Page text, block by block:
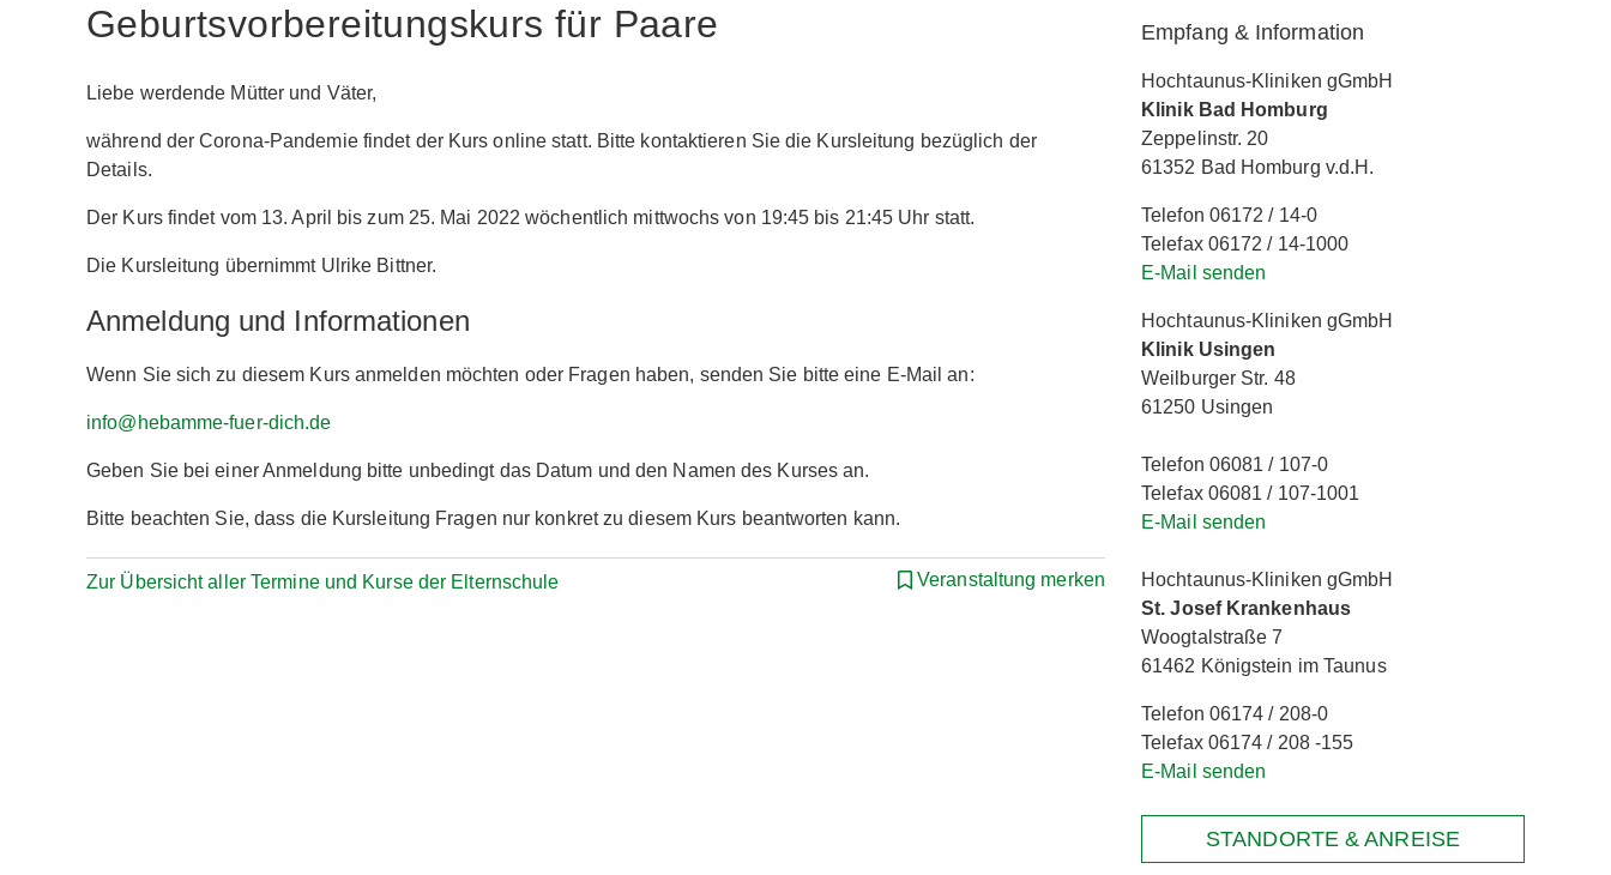
Geburtsvorbereitungskurs für Paare
Liebe werdende Mütter und Väter,
während der Corona-Pandemie findet der Kurs online statt. Bitte kontaktieren Sie die Kursleitung bezüglich der
Details.
Der Kurs findet vom 13. April bis zum 25. Mai 2022 wöchentlich mittwochs von 19:45 bis 21:45 Uhr statt.
Die Kursleitung übernimmt Ulrike Bittner.
Anmeldung und Informationen
Wenn Sie sich zu diesem Kurs anmelden möchten oder Fragen haben, senden Sie bitte eine E-Mail an:
info@hebamme-fuer-dich.de
Geben Sie bei einer Anmeldung bitte unbedingt das Datum und den Namen des Kurses an.
Bitte beachten Sie, dass die Kursleitung Fragen nur konkret zu diesem Kurs beantworten kann.
Zur Übersicht aller Termine und Kurse der Elternschule Veranstaltung merken
Empfang & Information
Hochtaunus-Kliniken gGmbH
Klinik Bad Homburg
Zeppelinstr. 20
61352 Bad Homburg v.d.H.
Telefon 06172 / 14-0
Telefax 06172 / 14-1000
E-Mail senden
Hochtaunus-Kliniken gGmbH
Klinik Usingen
Weilburger Str. 48
61250 Usingen
Telefon 06081 / 107-0
Telefax 06081 / 107-1001
E-Mail senden
Hochtaunus-Kliniken gGmbH
St. Josef Krankenhaus
Woogtalstraße 7
61462 Königstein im Taunus
Telefon 06174 / 208-0
Telefax 06174 / 208 -155
E-Mail senden
STANDORTE & ANREISE